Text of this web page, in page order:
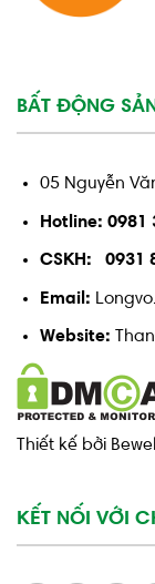
BẤT ĐỘNG
05 Nguyễn
Hotline: 0981
CSKH: 0931
Email:
Website:
Thiết kế bởi
KẾT NỐI VỚI